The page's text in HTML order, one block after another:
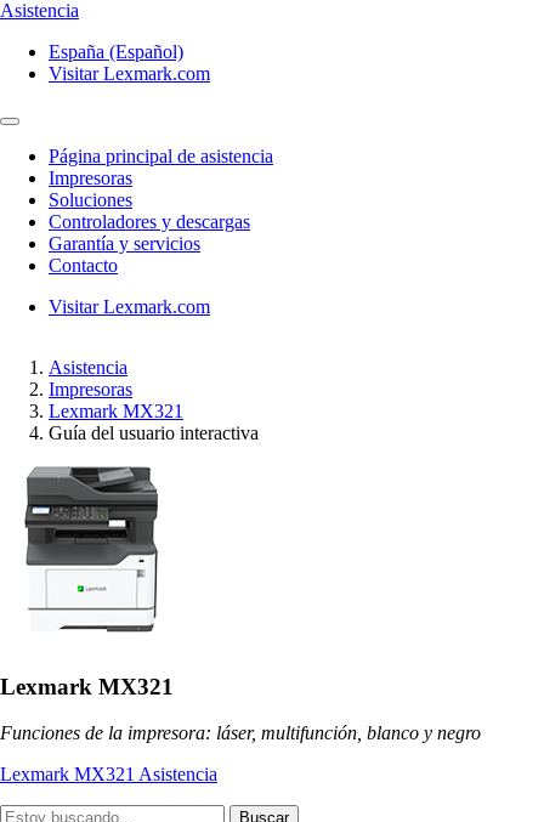
Asistencia
España (Español)
Visitar Lexmark.com
Página principal de asistencia
Impresoras
Soluciones
Controladores y descargas
Garantía y servicios
Contacto
Visitar Lexmark.com
Asistencia
Impresoras
Lexmark MX321
Guía del usuario interactiva
Lexmark MX321
Funciones de la impresora: láser, multifunción, blanco y negro
Lexmark MX321 Asistencia
Buscar